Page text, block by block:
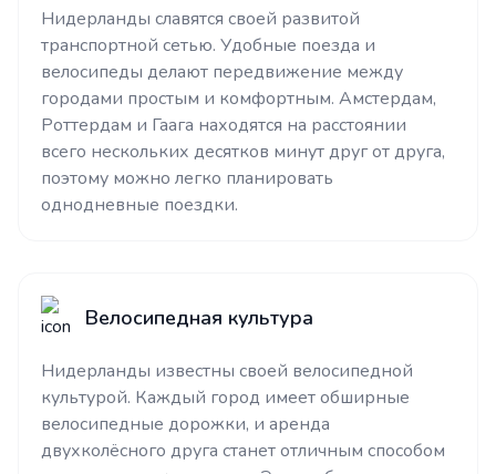
Нидерланды славятся своей развитой
транспортной сетью. Удобные поезда и
велосипеды делают передвижение между
городами простым и комфортным. Амстердам,
Роттердам и Гаага находятся на расстоянии
всего нескольких десятков минут друг от друга,
поэтому можно легко планировать
однодневные поездки.
Велосипедная культура
Нидерланды известны своей велосипедной
культурой. Каждый город имеет обширные
велосипедные дорожки, и аренда
двухколёсного друга станет отличным способом